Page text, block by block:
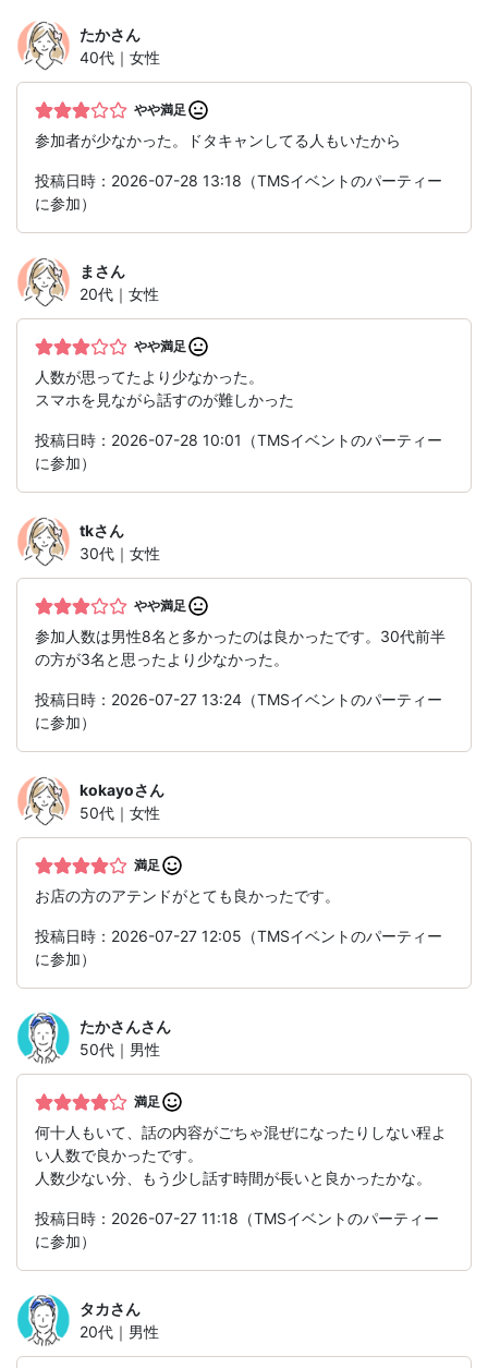
たかさん
40代｜女性
やや満足
参加者が少なかった。ドタキャンしてる人もいたから
投稿日時：2026-07-28 13:18（TMSイベントのパーティー
に参加）
ま さん
20代｜女性
やや満足
人数が思ってたより少なかった。
スマホを見ながら話すのが難しかった
投稿日時：2026-07-28 10:01（TMSイベントのパーティー
に参加）
tkさん
30代｜女性
やや満足
参加人数は男性8名と多かったのは良かったです。30代前半
の方が3名と思ったより少なかった。
投稿日時：2026-07-27 13:24（TMSイベントのパーティー
に参加）
kokayoさん
50代｜女性
満足
お店の方のアテンドがとても良かったです。
投稿日時：2026-07-27 12:05（TMSイベントのパーティー
に参加）
たかさんさん
50代｜男性
満足
何十人もいて、話の内容がごちゃ混ぜになったりしない程よ
い人数で良かったです。
人数少ない分、もう少し話す時間が長いと良かったかな。
投稿日時：2026-07-27 11:18（TMSイベントのパーティー
に参加）
タカさん
20代｜男性